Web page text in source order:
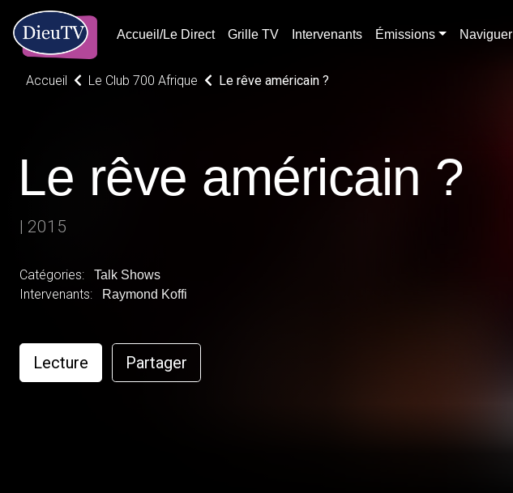
Accueil/Le Direct Grille TV Intervenants Émissions Naviguer
Accueil Le Club 700 Afrique Le rêve américain ?
Le rêve américain ?
| 2015
Catégories: Talk Shows
Intervenants: Raymond Koffi
Lecture Partager